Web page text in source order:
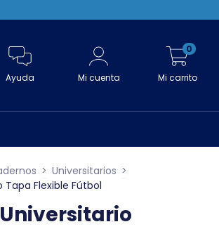
Ayuda Mi cuenta Mi carrito
0
> Universitarios >
Flexible Fútbol